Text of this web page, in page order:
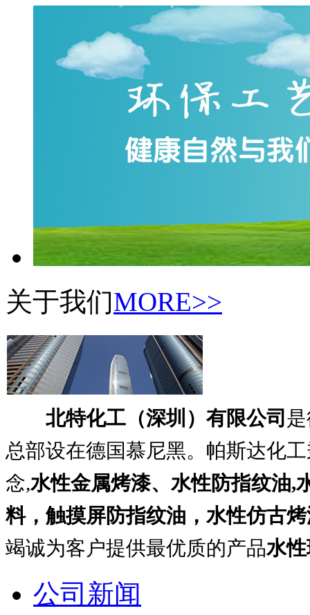
关于我们MORE>>
北特化工（深圳）有限公司
总部设在德国慕尼黑。帕斯达化
念,水性金属烤漆、 水性防指纹油,
料，触摸屏防指纹油，水性仿古
竭诚为客户提供最优质的产品水
公司新闻